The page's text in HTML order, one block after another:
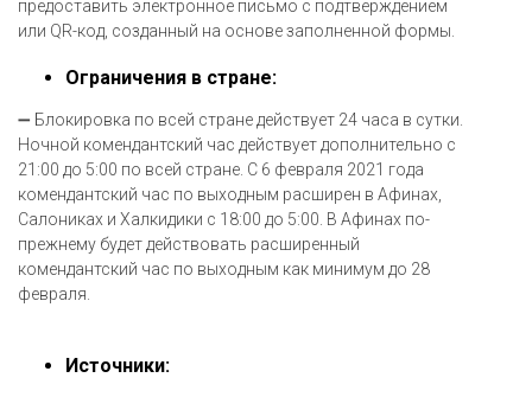
предоставить электронное письмо с подтверждением
или QR-код, созданный на основе заполненной формы.
Ограничения в стране:
➖ Блокировка по всей стране действует 24 часа в сутки.
Ночной комендантский час действует дополнительно с
21:00 до 5:00 по всей стране. С 6 февраля 2021 года
комендантский час по выходным расширен в Афинах,
Салониках и Халкидики с 18:00 до 5:00. В Афинах по-
прежнему будет действовать расширенный
комендантский час по выходным как минимум до 28
февраля.
Источники: